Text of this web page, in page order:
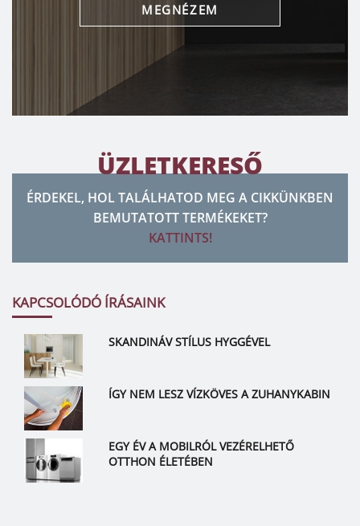
MEGNÉZEM
ÜZLETKERESŐ
ÉRDEKEL, HOL TALÁLHATOD MEG A CIKKÜNKBEN
BEMUTATOTT TERMÉKEKET?
KATTINTS!
KAPCSOLÓDÓ ÍRÁSAINK
SKANDINÁV STÍLUS HYGGÉVEL
ÍGY NEM LESZ VÍZKÖVES A ZUHANYKABIN
EGY ÉV A MOBILRÓL VEZÉRELHETŐ
OTTHON ÉLETÉBEN